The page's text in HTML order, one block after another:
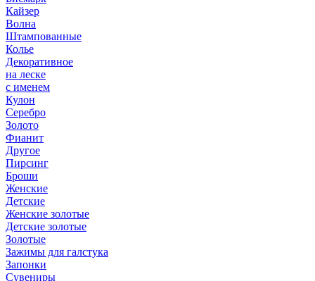
Кайзер
Волна
Штампованные
Колье
Декоративное
на леске
с именем
Кулон
Серебро
Золото
Фианит
Другое
Пирсинг
Броши
Женские
Детские
Женские золотые
Детские золотые
Золотые
Зажимы для галстука
Запонки
Сувениры